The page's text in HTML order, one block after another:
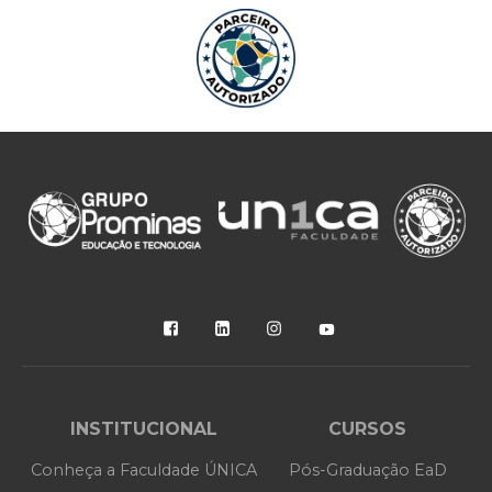
INSTITUCIONAL
Conheça a Faculdade ÚNICA
CURSOS
Pós-Graduação EaD